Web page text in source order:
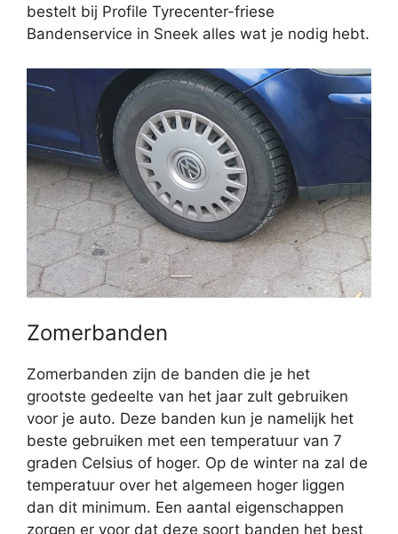
bestelt bij Profile Tyrecenter-friese
Bandenservice in Sneek alles wat je nodig hebt.
Zomerbanden
Zomerbanden zijn de banden die je het
grootste gedeelte van het jaar zult gebruiken
voor je auto. Deze banden kun je namelijk het
beste gebruiken met een temperatuur van 7
graden Celsius of hoger. Op de winter na zal de
temperatuur over het algemeen hoger liggen
dan dit minimum. Een aantal eigenschappen
zorgen er voor dat deze soort banden het best